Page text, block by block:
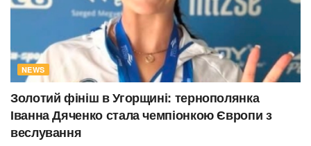
NEWS
Золотий фініш в Угорщині: тернополянка
Іванна Дяченко стала чемпіонкою Європи з
веслування